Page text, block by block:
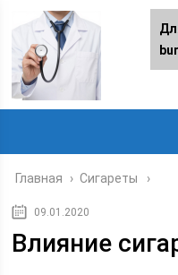
Главная › Сигареты
09.01.2020
Влияние